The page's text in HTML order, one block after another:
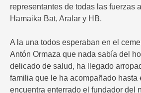
representantes de todas las fuerzas
Hamaika Bat, Aralar y HB.
A la una todos esperaban en el
Antón Ormaza que nada sabía del
delicado de salud, ha llegado
familia que le ha acompañado hasta
encuentra enterrado el fundador del